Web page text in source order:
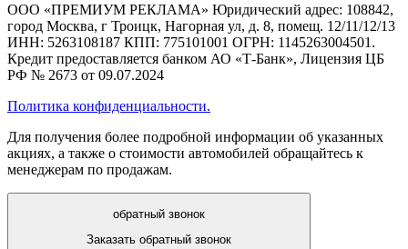
ООО «ПРЕМИУМ РЕКЛАМА» Юридический адрес: 108842,
город Москва, г Троицк, Нагорная ул, д. 8, помещ. 12/11/12/13
ИНН: 5263108187 КПП: 775101001 ОГРН: 1145263004501.
Кредит предоставляется банком АО «Т-Банк», Лицензия ЦБ
РФ № 2673 от 09.07.2024
Политика конфиденциальности.
Для получения более подробной информации об указанных
акциях, а также о стоимости автомобилей обращайтесь к
менеджерам по продажам.
обратный звонок
Заказать обратный звонок